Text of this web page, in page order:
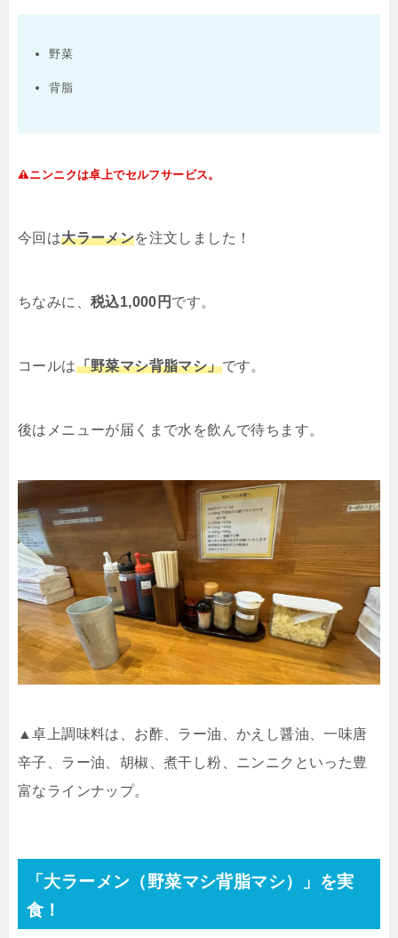
野菜
背脂
ニンニクは卓上でセルフサービス。
今回は大ラーメンを注文しました！
ちなみに、 税込1,000円 です。
コールは「野菜マシ背脂マシ」です。
後はメニューが届くまで水を飲んで待ちます。
▲卓上調味料は、お酢、ラー油、かえし醤油、一味唐
辛子、ラー油、胡椒、煮干し粉、ニンニクといった豊
富なラインナップ。
「大ラーメン（野菜マシ背脂マシ）」を実
食！